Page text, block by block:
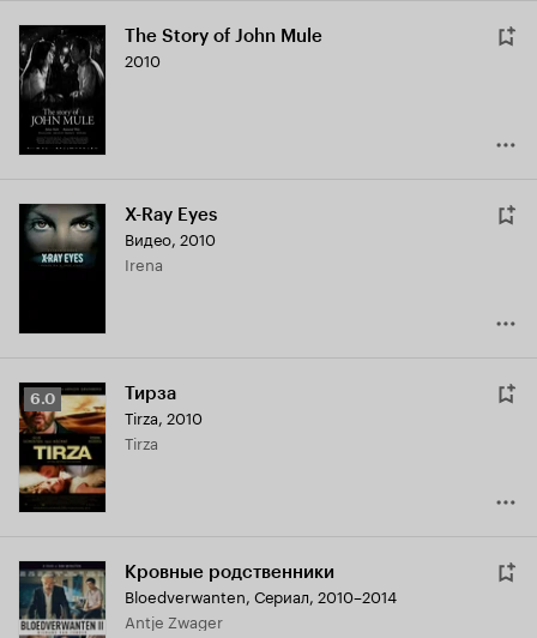
The Story of John Mule
2010
X-Ray Eyes
Видео, 2010
Irena
Рейтинг
Кинопоиска
6.0
6.0 Тирза
Tirza, 2010
Tirza
Кровные родственники
Bloedverwanten, Сериал, 2010–2014
Antje Zwager